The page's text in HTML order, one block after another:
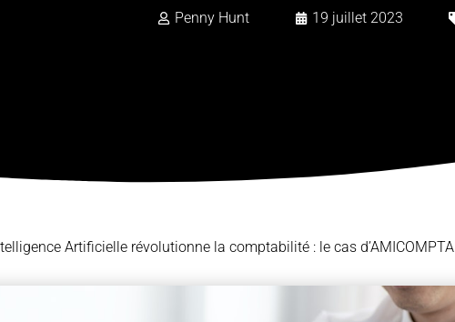
Penny Hunt 19 juillet 2023
Artificielle révolutionne la comptabilité : le cas d’AMICOMPTA